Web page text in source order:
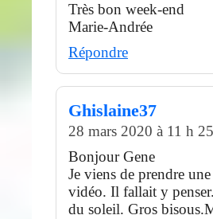
Très bon week-end
Marie-Andrée
Répondre
Ghislaine37
28 mars 2020 à 11 h
Bonjour Gene
Je viens de prendre
vidéo. Il fallait y
du soleil. Gros